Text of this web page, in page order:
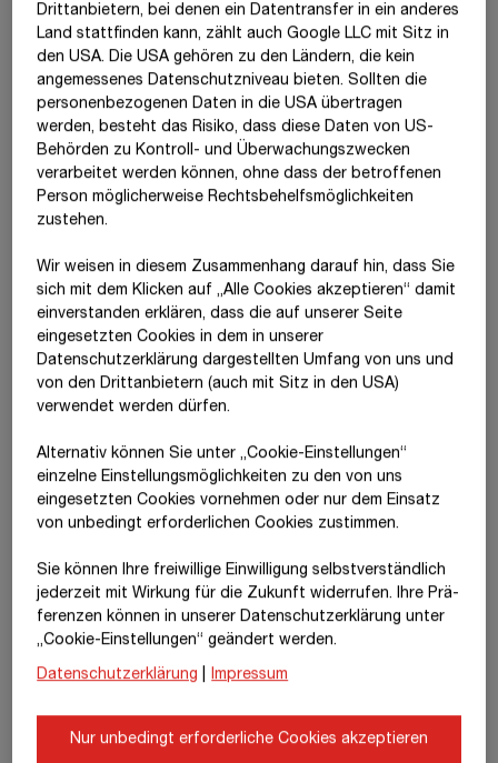
Unternehmensakquisitionen im Einklang mit der Strategie 2030
zeigten auch die Firmenwerte eine Erhöhung. Die Position
Investment Property stieg durch den Aufbau des Portfolios
von STRABAG HoldEstate –die langfristige, strategische
Bestandshaltung vonImmobilien –erwartungsgemäß an.
35,8%
Eigenkapitalquote
DasEigenkapitallag per Jahresende 2025 bei€ 5.684,02 Mio.;
dies entspricht einerEigenkapitalquotevon35,9 %.
zuletzt aufgrund des höher als erwarteten Ergebnisses konnte
dieEigenkapitalquote im Jahresvergleich deutlich zulegen
und rangiert weiterhin komfortabel über der Mindestquote des
Konzerns von25 %.Mit dieser Eigenkapitalausstattung
europäischen Baukonzernen.
Bilanzkennzahlen
31.12.2021 31.12.2022
Eigenkapitalquote
(%)
33,3 31,7
(€ Mio.)
Drittanbietern, bei denen ein Datentransfer in ein anderes
Land stattfinden kann, zählt auch Google LLC mit Sitz in
den USA. Die USA gehören zu den Ländern, die kein
angemessenes Datenschutzniveau bieten. Sollten die
personenbezogenen Daten in die USA übertragen
werden, besteht das Risiko, dass diese Daten von US-
Behörden zu Kontroll- und Überwachungszwecken
verarbeitet werden können, ohne dass der betroffenen
Person möglicherweise Rechtsbehelfsmöglichkeiten
zustehen.
Wir weisen in diesem Zusammenhang darauf hin, dass Sie
sich mit dem Klicken auf „Alle Cookies akzeptieren“ damit
ein­ver­standen erklären, dass die auf unserer Seite
eingesetzten Cookies in dem in unserer
Datenschutzerklärung dargestellten Umfang von uns und
von den Drittanbietern (auch mit Sitz in den USA)
verwendet werden dürfen.
Alternativ können Sie unter „Cookie-Einstellungen“
einzelne Einstellungsmöglichkeiten zu den von uns
eingesetzten Cookies vornehmen oder nur dem Einsatz
von unbedingt erforderlichen Cookies zustimmen.
Sie können Ihre freiwillige Einwilligung selbstverständlich
jederzeit mit Wirkung für die Zukunft widerrufen. Ihre Prä­
fe­renzen können in unserer Datenschutzerklärung unter
„Cookie-Einstellungen“ geändert werden.
Datenschutzerklärung Impressum
Nur unbedingt erforderliche Cookies akzeptieren